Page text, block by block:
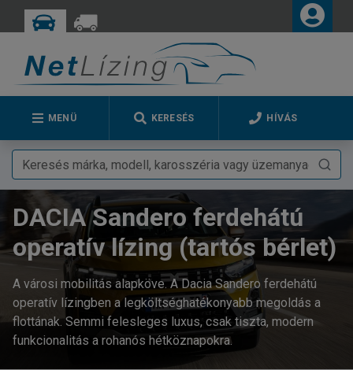
MENÜ KERESÉS HÍVÁS
DACIA Sandero ferdehátú
operatív lízing (tartós bérlet)
A városi mobilitás alapköve. A Dacia Sandero ferdehátú
operatív lízingben a legköltséghatékonyabb megoldás a
flottának. Semmi felesleges luxus, csak tiszta, modern
funkcionalitás a rohanós hétköznapokra.